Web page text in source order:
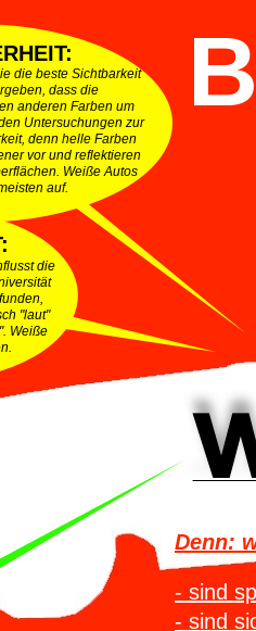
die beste Sichtbarkeit
dass die
anderen Farben um
Untersuchungen zur
denn helle Farben
vor und reflektieren
Weiße Autos
auf.
die
"laut"
Weiße
Denn:
- sind
- sind